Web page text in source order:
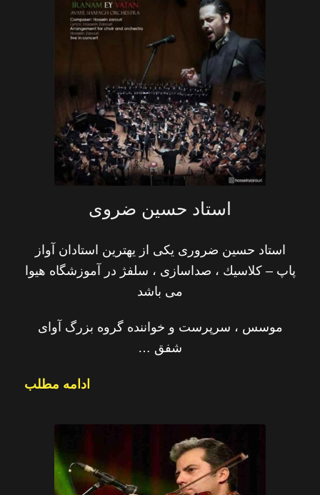
استاد حسین ضروی
استاد حسین ضروری یکی از یهترین استادان آواز
پاپ – كلاسیك ، صداسازى ، سلفژ در آموزشگاه هیوا
می باشد
موسس ، سرپرست و خواننده گروه بزرگ آوای
شفق …
ادامه مطلب